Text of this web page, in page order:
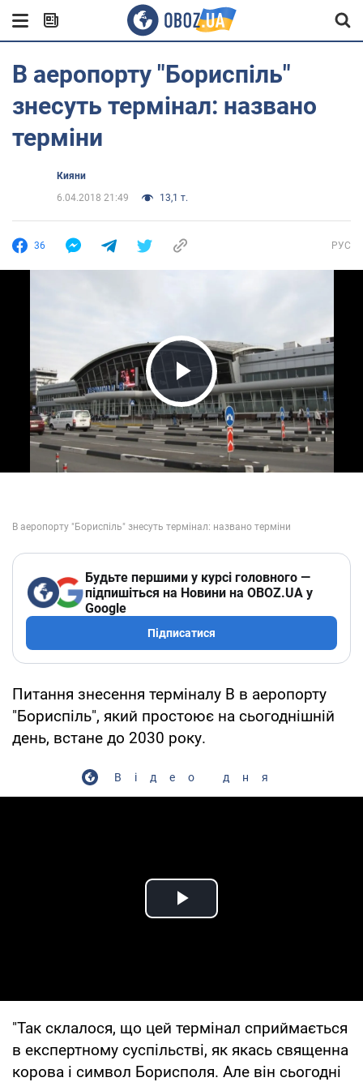
В аеропорту "Бориспіль"
знесуть термінал: названо
терміни
Кияни
6.04.2018 21:49
13,1 т.
36 РУС
Play Video
Будьте першими у курсі головного —
підпишіться на Новини на OBOZ.UA у
Google
Підписатися
Питання знесення терміналу В в аеропорту
"Бориспіль", який простоює на сьогоднішній
день, встане до 2030 року.
Відео дня
Play Video
"Так склалося, що цей термінал сприймається
в експертному суспільстві, як якась священна
корова і символ Борисполя. Але він сьогодні